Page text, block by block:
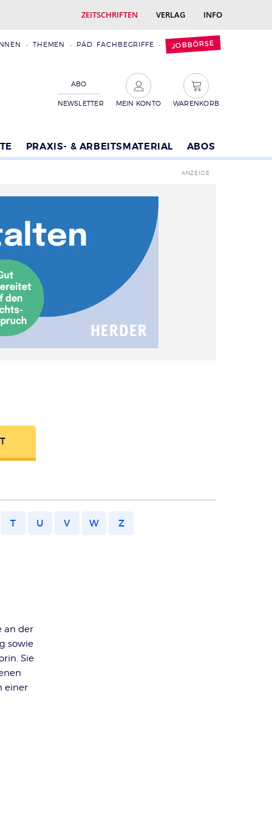
ZEITSCHRIFTEN VERLAG INFO
THEMEN PÄD. FACHBEGRIFFE JOBBÖRSE
ABO
NEWSLETTER MEIN KONTO WARENKORB
PRAXIS- & ARBEITSMATERIAL ABOS
T U V W Z
an der
sowie
Sie
einer